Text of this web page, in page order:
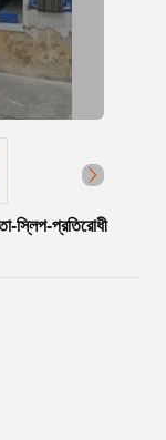
স্লিপ-প্রতিরোধী